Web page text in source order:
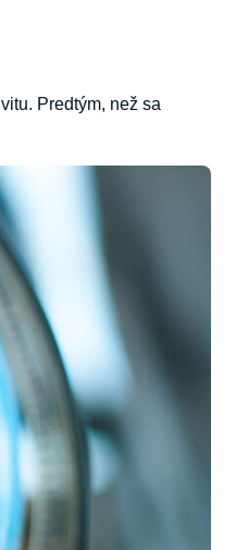
Predtým, než sa